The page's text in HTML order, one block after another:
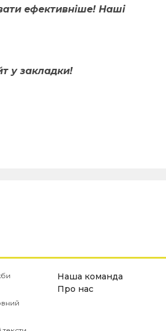
ефективніше! Наші
у закладки!
Наша команда
Про нас